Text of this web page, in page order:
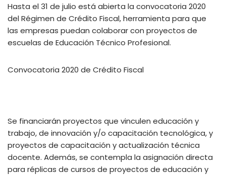
Hasta el 31 de julio está abierta la convocatoria 2020
del Régimen de Crédito Fiscal, herramienta para que
las empresas puedan colaborar con proyectos de
escuelas de Educación Técnico Profesional.
Convocatoria 2020 de Crédito Fiscal
Se financiarán proyectos que vinculen educación y
trabajo, de innovación y/o capacitación tecnológica, y
proyectos de capacitación y actualización técnica
docente. Además, se contempla la asignación directa
para réplicas de cursos de proyectos de educación y